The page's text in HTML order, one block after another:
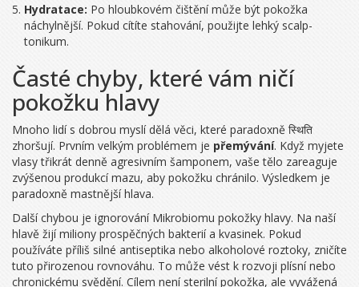
Hydratace: Po hloubkovém čištění může být pokožka
náchylnější. Pokud cítíte stahování, použijte lehký scalp-
tonikum.
Časté chyby, které vám ničí
pokožku hlavy
Mnoho lidí s dobrou myslí dělá věci, které paradoxně स्थिति
zhoršují. Prvním velkým problémem je přemývání. Když myjete
vlasy třikrát denně agresivním šamponem, vaše tělo zareaguje
zvýšenou produkcí mazu, aby pokožku chránilo. Výsledkem je
paradoxně mastnější hlava.
Další chybou je ignorování Mikrobiomu pokožky hlavy. Na naší
hlavě žijí miliony prospěčných bakterií a kvasinek. Pokud
používáte příliš silné antiseptika nebo alkoholové roztoky, zničíte
tuto přirozenou rovnováhu. To může vést k rozvoji plísní nebo
chronickému svědění. Cílem není sterilní pokožka, ale vyvážená